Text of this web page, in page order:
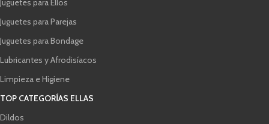
Juguetes para Ellos
Juguetes para Parejas
Juguetes para Bondage
Lubricantes y Afrodisíacos
Limpieza e Higiene
TOP CATEGORÍAS ELLAS
Dildos